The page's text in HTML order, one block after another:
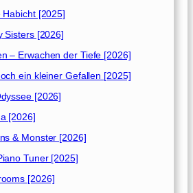
Habicht [2025]
Sisters [2026]
– Erwachen der Tiefe [2026]
ein kleiner Gefallen [2025]
[2026]
[2026]
& Monster [2026]
Tuner [2025]
[2026]